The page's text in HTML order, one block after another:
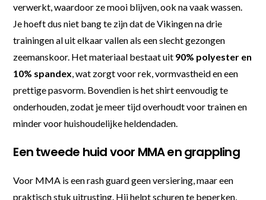
verwerkt, waardoor ze mooi blijven, ook na vaak wassen.
Je hoeft dus niet bang te zijn dat de Vikingen na drie
trainingen al uit elkaar vallen als een slecht gezongen
zeemanskoor. Het materiaal bestaat uit 90% polyester en
10% spandex, wat zorgt voor rek, vormvastheid en een
prettige pasvorm. Bovendien is het shirt eenvoudig te
onderhouden, zodat je meer tijd overhoudt voor trainen en
minder voor huishoudelijke heldendaden.
Een tweede huid voor MMA en grappling
Voor MMA is een rash guard geen versiering, maar een
praktisch stuk uitrusting. Hij helpt schuren te beperken,